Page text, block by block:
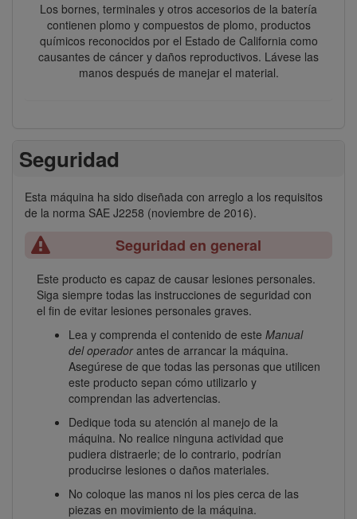
Los bornes, terminales y otros accesorios de la batería
contienen plomo y compuestos de plomo, productos
químicos reconocidos por el Estado de California como
causantes de cáncer y daños reproductivos. Lávese las
manos después de manejar el material.
Seguridad
Esta máquina ha sido diseñada con arreglo a los requisitos
de la norma SAE J2258 (noviembre de 2016).
Seguridad en general
Este producto es capaz de causar lesiones personales.
Siga siempre todas las instrucciones de seguridad con
el fin de evitar lesiones personales graves.
Lea y comprenda el contenido de este Manual
del operadorantes de arrancar la máquina.
Asegúrese de que todas las personas que utilicen
este producto sepan cómo utilizarlo y
comprendan las advertencias.
Dedique toda su atención al manejo de la
máquina. No realice ninguna actividad que
pudiera distraerle; de lo contrario, podrían
producirse lesiones o daños materiales.
No coloque las manos ni los pies cerca de las
piezas en movimiento de la máquina.